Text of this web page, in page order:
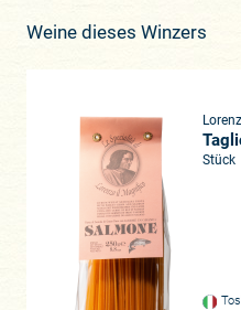
Weine dieses Winzers
Stück